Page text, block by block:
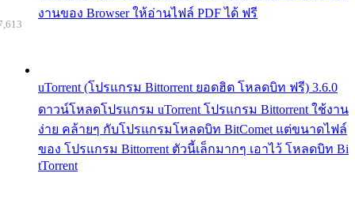
งานของ Browser ให้อ่านไฟล์ PDF ได้ ฟรี
uTorrent (โปรแกรม Bittorrent ยอดฮิต โหลดบิท ฟรี) 3.6.0
ดาวน์โหลดโปรแกรม uTorrent โปรแกรม Bittorrent ใช้งาน
ง่าย คล้ายๆ กับโปรแกรมโหลดบิท BitComet แต่ขนาดไฟล์
ของ โปรแกรม Bittorrent ตัวนี้เล็กมากๆ เอาไว้ โหลดบิท Bi
tTorrent